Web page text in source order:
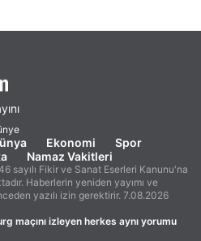
Ekonomi
Spor
Namaz Vakitleri
sayılı Fikir ve Sanat Eserleri Kanunu'na
Haberlerin yeniden yayımı ve
yazılı izin gerektirir. 7.08.2026
maçını izleyen herkes aynı yorumu